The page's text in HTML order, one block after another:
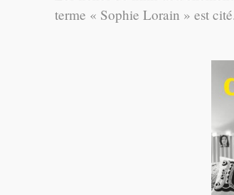
terme « Sophie Lorain » est
a